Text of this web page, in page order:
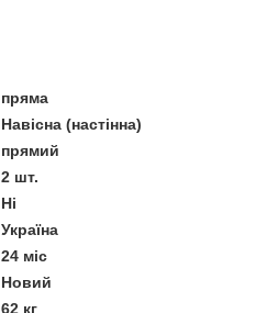
пряма
Навісна (настінна)
прямий
2 шт.
Ні
Україна
24 міс
Новий
62 кг